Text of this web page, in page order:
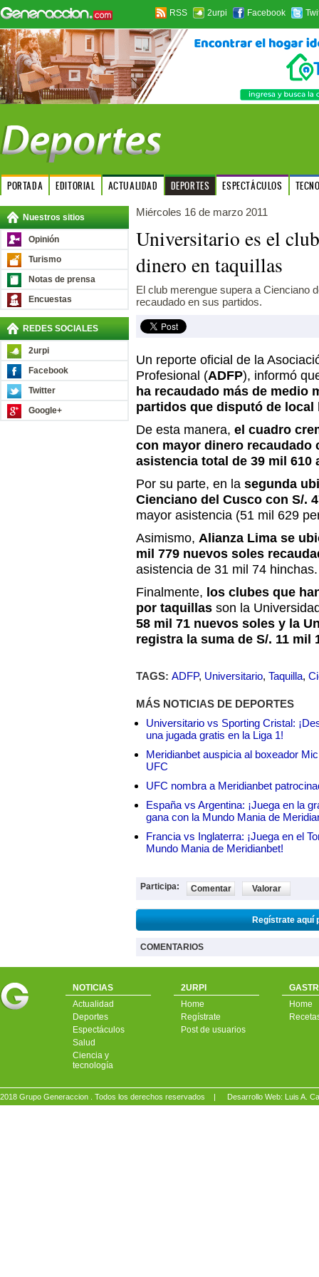
RSS 2urpi Facebook
PORTADA EDITORIAL ACTUALIDAD DEPORTES ESPECTÁCULOS
Nuestros sitios
Opinión
Turismo
Notas de prensa
Encuestas
REDES SOCIALES
2urpi
Facebook
Twitter
Google+
Miércoles 16 de marzo 2011
Universitario es el
dinero en taquillas
El club merengue supera a Cienciano
recaudado en sus partidos.
Un reporte oficial de la
Profesional (ADFP), informó
ha recaudado más de medio
partidos que disputó de local
De esta manera, el cuadro
con mayor dinero recaudado
asistencia total de 39 mil 610
Por su parte, en la segunda
Cienciano del Cusco con S/.
mayor asistencia (51 mil 629
Asimismo, Alianza Lima se
mil 779 nuevos soles
asistencia de 31 mil 74 hinchas.
Finalmente, los clubes que
por taquillas son la
58 mil 71 nuevos soles y la
registra la suma de S/. 11 mil
TAGS: ADFP, Universitario, Taquilla,
MÁS NOTICIAS DE DEPORTES
Universitario vs Sporting Cristal:
una jugada gratis en la Liga 1!
Meridianbet auspicia al boxeador
UFC
UFC nombra a Meridianbet
España vs Argentina: ¡Juega en la
gana con la Mundo Mania de
Francia vs Inglaterra: ¡Juega en el
Mundo Mania de Meridianbet!
Participa: Comentar Valorar
Regístrate aquí
COMENTARIOS
NOTICIAS
Actualidad
Deportes
Espectáculos
Salud
Ciencia y
tecnología
2URPI
Home
Regístrate
Post de usuarios
Home
2018 Grupo Generaccion . Todos los derechos reservados | Desarrollo Web: Luis